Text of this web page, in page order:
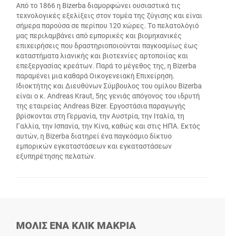
Από το 1866 η Bizerba διαμορφώνει ουσιαστικά τις
τεχνολογικές εξελίξεις στον τομέα της ζύγισης και είναι
σήμερα παρούσα σε περίπου 120 χώρες. Το πελατολόγιό
μας περιλαμβάνει από εμπορικές και βιομηχανικές
επιχειρήσεις που δραστηριοποιούνται παγκοσμίως έως
καταστήματα λιανικής και βιοτεχνίες αρτοποιίας και
επεξεργασίας κρεάτων. Παρά το μέγεθος της, η Bizerba
παραμένει μια καθαρά Οικογενειακή Επιχείρηση.
Ιδιοκτήτης και Διευθύνων Σύμβουλος του ομίλου Bizerba
είναι ο κ. Andreas Kraut, 5ης γενιάς απόγονος του ιδρυτή
της εταιρείας Andreas Bizer. Εργοστάσια παραγωγής
βρίσκονται στη Γερμανία, την Αυστρία, την Ιταλία, τη
Γαλλία, την Ισπανία, την Κίνα, καθώς και στις ΗΠΑ. Εκτός
αυτών, η Bizerba διατηρεί ένα παγκόσμιο δίκτυο
εμπορικών εγκαταστάσεων και εγκαταστάσεων
εξυπηρέτησης πελατών.
ΜΟΛΙΣ ΕΝΑ ΚΛΙΚ ΜΑΚΡΙΑ